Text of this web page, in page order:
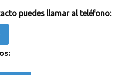
puedes llamar al teléfono: